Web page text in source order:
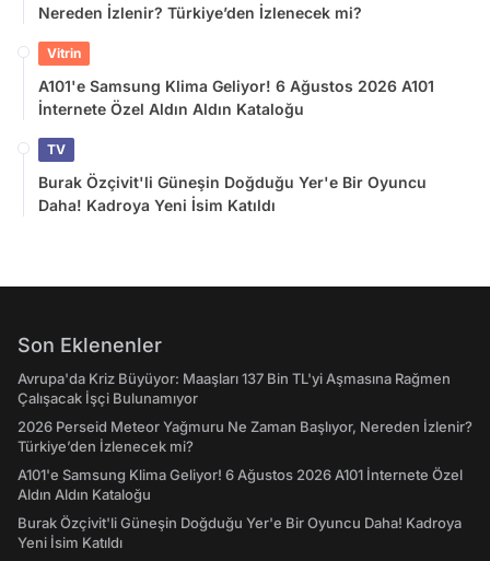
Nereden İzlenir? Türkiye’den İzlenecek mi?
Vitrin
A101'e Samsung Klima Geliyor! 6 Ağustos 2026 A101
İnternete Özel Aldın Aldın Kataloğu
TV
Burak Özçivit'li Güneşin Doğduğu Yer'e Bir Oyuncu
Daha! Kadroya Yeni İsim Katıldı
Son Eklenenler
Avrupa'da Kriz Büyüyor: Maaşları 137 Bin TL'yi Aşmasına Rağmen
Çalışacak İşçi Bulunamıyor
2026 Perseid Meteor Yağmuru Ne Zaman Başlıyor, Nereden İzlenir?
Türkiye’den İzlenecek mi?
A101'e Samsung Klima Geliyor! 6 Ağustos 2026 A101 İnternete Özel
Aldın Aldın Kataloğu
Burak Özçivit'li Güneşin Doğduğu Yer'e Bir Oyuncu Daha! Kadroya
Yeni İsim Katıldı